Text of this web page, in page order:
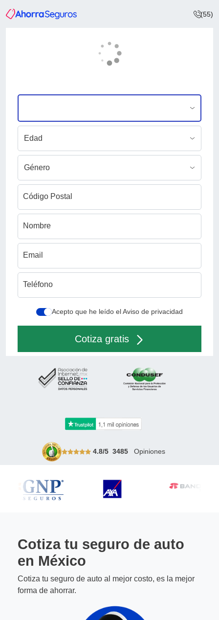
(55)
Código Postal
Nombre
Email
Teléfono
Acepto que he leído el Aviso de privacidad
Cotiza gratis
4.8/5 3485 Opiniones
Cotiza tu seguro de auto
en México
Cotiza tu seguro de auto al mejor costo, es la mejor
forma de ahorrar.